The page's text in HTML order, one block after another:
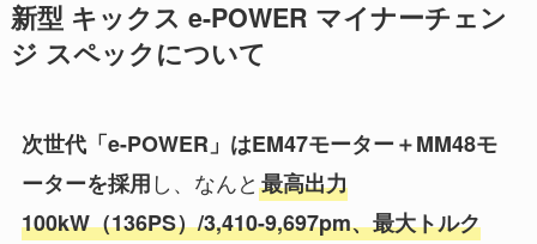
新型 キックス e-POWER マイナーチェン
ジ スペックについて
次世代「e-POWER」はEM47モーター＋MM48モ
ーターを採用し、なんと 最高出力
100kW（136PS）/3,410-9,697pm、最大トルク